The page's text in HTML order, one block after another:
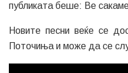
публиката беше: Ве
Новите песни веќе се
Поточиња и може да се